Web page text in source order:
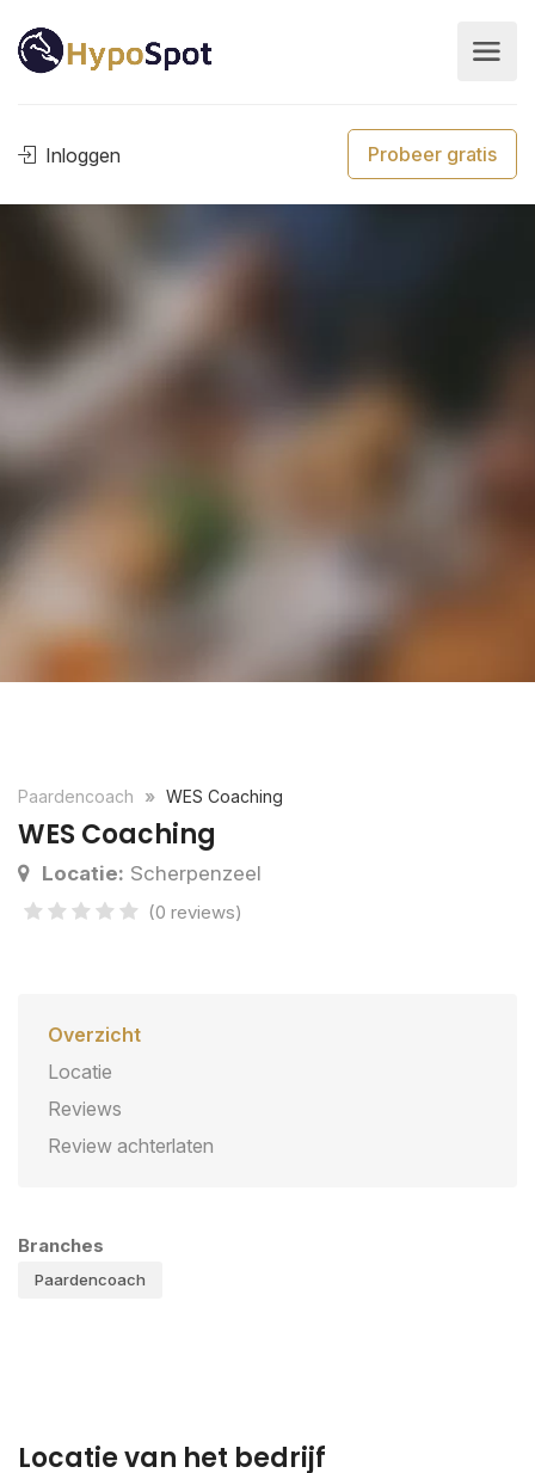
Inloggen Probeer gratis
Paardencoach WES Coaching
WES Coaching
Locatie: Scherpenzeel
(0 reviews)
Overzicht
Locatie
Reviews
Review achterlaten
Branches
Paardencoach
Locatie van het bedrijf